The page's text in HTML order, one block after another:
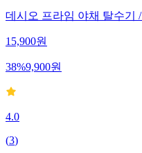
데시오 프라임 야채 탈수기
15,900원
38%9,900원
4.0
(3)